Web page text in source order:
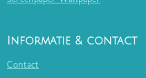
Informatie & contact
Contact